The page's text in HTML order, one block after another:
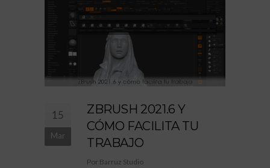
15
Mar
ZBRUSH 2021.6 Y
CÓMO FACILITA TU
TRABAJO
Por Barruz Studio